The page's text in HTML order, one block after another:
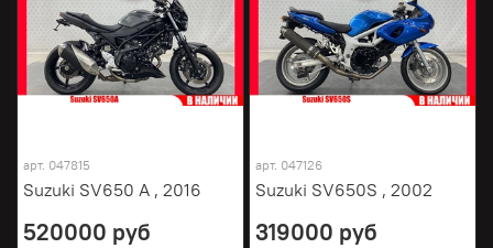
арт. 047815
Suzuki SV650 A , 2016
520000 руб
арт. 047126
Suzuki SV650S , 2002
319000 руб